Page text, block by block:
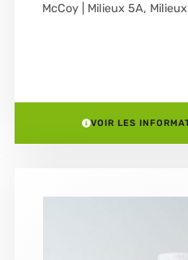
McCoy | Milieux 5A,
VOIR LES